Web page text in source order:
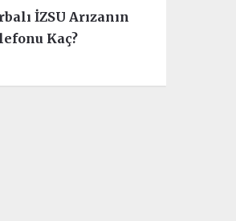
İZSU Arızanın
Kaç?